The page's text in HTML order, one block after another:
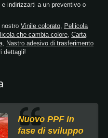
indirizzarti a un preventivo o
Vinile colorato Pellicola
che cambia colore Carta
Nastro adesivo di trasferimento
dettagli!
Nuovo PPF in
fase di sviluppo